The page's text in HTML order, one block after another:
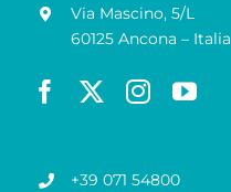
Via Mascino, 5/L
60125 Ancona – Italia
+39 071 54800